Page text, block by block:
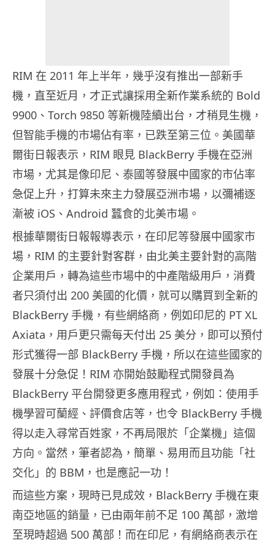
RIM 在 2011 年上半年，幾乎沒有推出一部新手
機，直至近月，才正式讓採用全新作業系統的 Bold
9900、Torch 9850 等新機陸續出台，才稍見生機，
但智能手機的市場佔有率，已跌至第三位。美國華
爾街日報表示，RIM 眼見 BlackBerry 手機在亞洲
市場，尤其是像印尼、泰國等發展中國家的市佔率
急促上升，打算未來主力發展亞洲市場，以彌補逐
漸被 iOS、Android 蠶食的北美市場。
根據華爾街日報報導表示，在印尼等發展中國家市
場，RIM 的主要針對客群，由北美主要針對的高階
企業用戶，轉為這些市場中的中產階級用戶，消費
者只須付出 200 美國的化價，就可以購買到全新的
BlackBerry 手機，有些網絡商，例如印尼的 PT XL
Axiata，用戶更只需每天付出 25 美分，即可以預付
形式獲得一部 BlackBerry 手機，所以在這些國家的
發展十分急促！RIM 亦開始鼓勵程式開發員為
BlackBerry 平台開發更多應用程式，例如：使用手
機學習可蘭經、評價食店等，也令 BlackBerry 手機
得以走入尋常百姓家，不再局限於「企業機」這個
方向。當然，筆者認為，簡單、易用而且功能「社
交化」的 BBM，也是應記一功！
而這些方案，現時已見成效，BlackBerry 手機在東
南亞地區的銷量，已由兩年前不足 100 萬部，激增
至現時超過 500 萬部！而在印尼，有網絡商表示在